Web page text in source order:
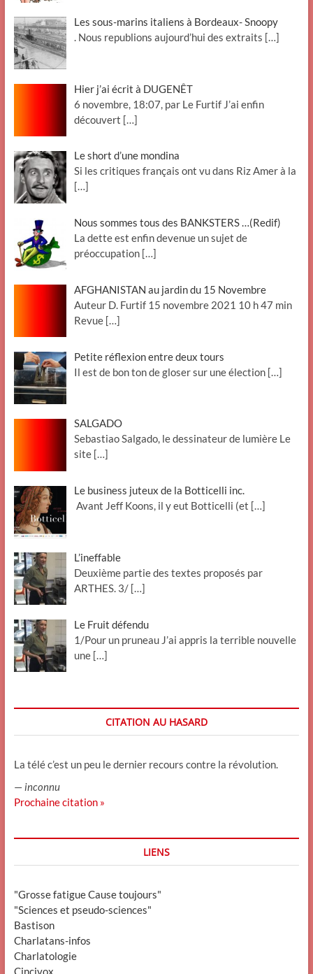
Les sous-marins italiens à Bordeaux- Snoopy
. Nous republions aujourd’hui des extraits […]
Hier j’ai écrit à DUGENÊT
6 novembre, 18:07, par Le Furtif J’ai enfin
découvert […]
Le short d’une mondina
Si les critiques français ont vu dans Riz Amer à la
[…]
Nous sommes tous des BANKSTERS …(Redif)
La dette est enfin devenue un sujet de
préoccupation […]
AFGHANISTAN au jardin du 15 Novembre
Auteur D. Furtif 15 novembre 2021 10 h 47 min
Revue […]
Petite réflexion entre deux tours
Il est de bon ton de gloser sur une élection […]
SALGADO
Sebastiao Salgado, le dessinateur de lumière Le
site […]
Le business juteux de la Botticelli inc.
Avant Jeff Koons, il y eut Botticelli (et […]
L’ineffable
Deuxième partie des textes proposés par
ARTHES. 3/ […]
Le Fruit défendu
1/Pour un pruneau J’ai appris la terrible nouvelle
une […]
CITATION AU HASARD
La télé c’est un peu le dernier recours contre la révolution.
— inconnu
Prochaine citation »
LIENS
"Grosse fatigue Cause toujours"
"Sciences et pseudo-sciences"
Bastison
Charlatans-infos
Charlatologie
Cincivox